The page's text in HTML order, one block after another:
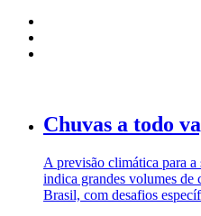
Chuvas a todo
A previsão climática para
indica grandes volumes de
Brasil, com desafios